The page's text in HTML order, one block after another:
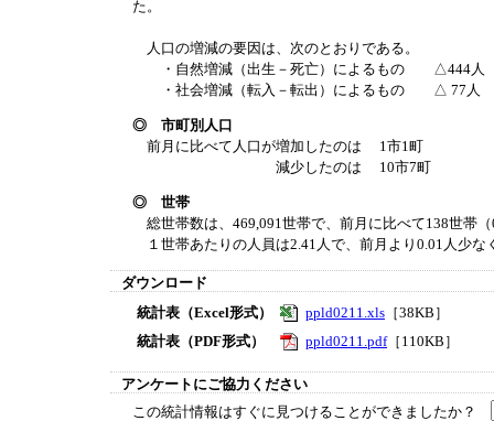
た。
人口の増減の要因は、次のとおりである。
・自然増減（出生－死亡）によるもの △444人
・社会増減（転入－転出）によるもの △ 77人
◎ 市町別人口
前月に比べて人口が増加したのは 1市1町
減少したのは 10市7町
◎ 世帯
総世帯数は、469,091世帯で、前月に比べて138世帯
１世帯あたりの人員は2.41人で、前月より0.01人少な
ダウンロード
統計表（Excel形式）
ppld0211.xls ［38KB］
統計表（PDF形式）
ppld0211.pdf［110KB］
アンケートにご協力ください
この統計情報はすぐに見つけることができましたか？